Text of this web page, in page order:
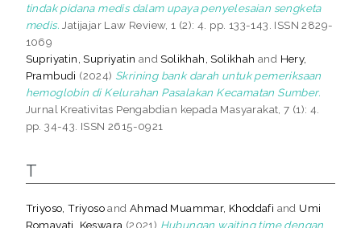
tindak pidana medis dalam upaya penyelesaian sengketa
medis. Jatijajar Law Review, 1 (2): 4. pp. 133-143. ISSN 2829-
1069
Supriyatin, Supriyatin andSolikhah, Solikhah and Hery,
Prambudi (2024) Skrining bank darah untuk pemeriksaan
hemoglobin di Kelurahan Pasalakan Kecamatan Sumber.
Jurnal Kreativitas Pengabdian kepada Masyarakat, 7 (1): 4.
pp. 34-43. ISSN 2615-0921
T
Triyoso, TriyosoandAhmad Muammar, Khoddafi and Umi
Romayati, Keswara (2021) Hubungan waiting time dengan